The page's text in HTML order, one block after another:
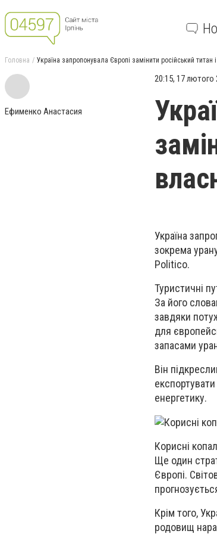
Головна Україна запропонувала Європі замінити російський
Ефименко Анастасия
20:15, 17 лютого
Україна
зокрема
Politico.
Туристичні
За його
завдяки
для
запасами
Він
енергетику.
Корисні
Ще один
Європі.
Крім того,
родовищ